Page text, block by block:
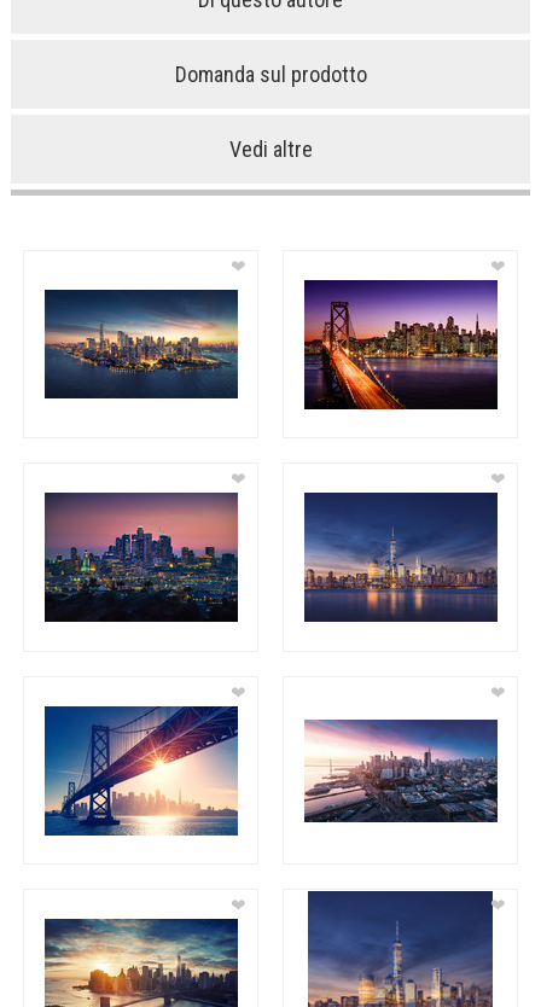
Domanda sul prodotto
Vedi altre
❤ ❤
❤ ❤
❤ ❤
❤ ❤